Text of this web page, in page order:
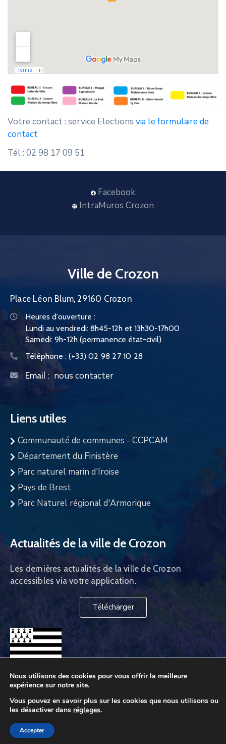
Votre contact : service Elections via le formulaire de
contact
Tél : 02 98 17 09 51
Facebook
IntraMuros Crozon
Ville de Crozon
Place Léon Blum, 29160 Crozon
Heures d'ouverture :
Lundi au vendredi: 8h45-12h et 13h30-17h00
Samedi: 9h-12h (permanence état-civil)
Téléphone : (+33) 02 98 27 10 28
Email : nous contacter
Liens utiles
Communauté de communes - CCPCAM
Département du Finistère
Parc naturel marin d'Iroise
Pays de Brest
Parc Naturel régional d'Armorique
Actualités de la ville de Crozon
Les dernières actualités de la ville de Crozon
accessibles via votre application.
Télécharger
Ville de Crozon © 2026. Tous droits réservés
Site internet réalisé par
Nous utilisons des cookies pour vous offrir la meilleure
expérience sur notre site.
Vous pouvez en savoir plus sur les cookies que nous utilisons ou
les désactiver dans réglages.
Accepter